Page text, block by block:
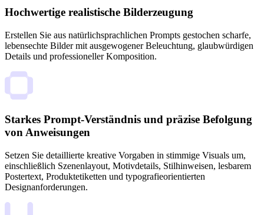
Hochwertige realistische Bilderzeugung
Erstellen Sie aus natürlichsprachlichen Prompts gestochen scharfe,
lebensechte Bilder mit ausgewogener Beleuchtung, glaubwürdigen
Details und professioneller Komposition.
Starkes Prompt-Verständnis und präzise Befolgung
von Anweisungen
Setzen Sie detaillierte kreative Vorgaben in stimmige Visuals um,
einschließlich Szenenlayout, Motivdetails, Stilhinweisen, lesbarem
Postertext, Produktetiketten und typografieorientierten
Designanforderungen.